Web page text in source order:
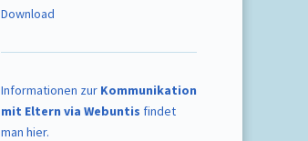
Download
Informationen zur Kommunikation
mit Eltern via Webuntis findet
man hier.